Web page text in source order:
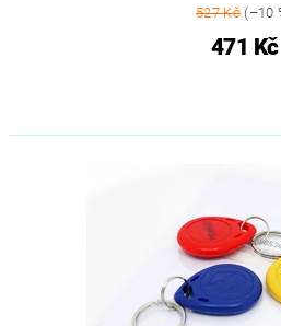
527 Kč(–10
471 Kč